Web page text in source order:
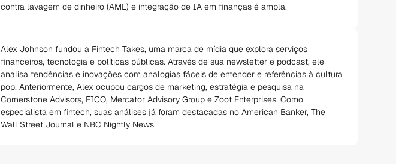
contra lavagem de dinheiro (AML) e integração de IA em finanças é ampla.
Alex Johnson fundou a Fintech Takes, uma marca de mídia que explora serviços
financeiros, tecnologia e políticas públicas. Através de sua newsletter e podcast, ele
analisa tendências e inovações com analogias fáceis de entender e referências à cultura
pop. Anteriormente, Alex ocupou cargos de marketing, estratégia e pesquisa na
Cornerstone Advisors, FICO, Mercator Advisory Group e Zoot Enterprises. Como
especialista em fintech, suas análises já foram destacadas no American Banker, The
Wall Street Journal e NBC Nightly News.